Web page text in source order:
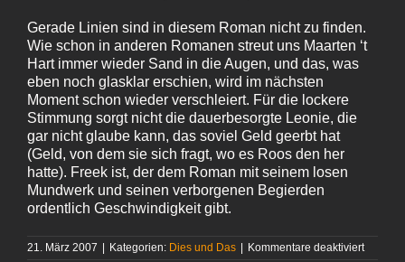
Gerade Linien sind in diesem Roman nicht zu finden.
Wie schon in anderen Romanen streut uns Maarten ‘t
Hart immer wieder Sand in die Augen, und das, was
eben noch glasklar erschien, wird im nächsten
Moment schon wieder verschleiert. Für die lockere
Stimmung sorgt nicht die dauerbesorgte Leonie, die
gar nicht glaube kann, das soviel Geld geerbt hat
(Geld, von dem sie sich fragt, wo es Roos den her
hatte). Freek ist, der dem Roman mit seinem losen
Mundwerk und seinen verborgenen Begierden
ordentlich Geschwindigkeit gibt.
21. März 2007 | Kategorien: Dies und Das | Kommentare deaktiviertfür